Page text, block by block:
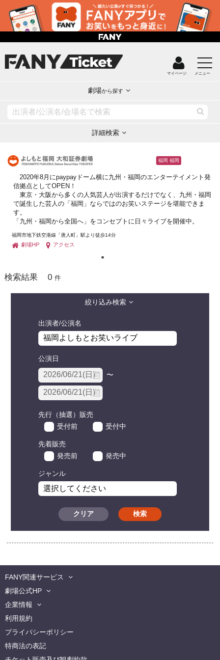
マイページ メニュー
劇場から探す
詳細検索
福岡 福岡
2020年8月にpaypayドーム横に九州・福岡のエンターテイメント発
信拠点としてOPEN！
東京・大阪から多くの人気芸人が出演するだけでなく、九州・福岡
で誕生した芸人の「福岡」ならではのお笑いステージを堪能できま
す。
「九州・福岡から全国へ」をコンセプトに日々ライブを開催中。
福岡市地下鉄空港線「唐人町」駅より徒歩14分
劇場HP アクセス
検索結果 0 件
絞り込み検索
出演者/公演名
公演日
〜
先行（抽選）販売
受付前
受付中
先着販売
発売前
発売中
ジャンル
クリア 検索
FANY関連サービス
劇場公式HP
企業情報
利用規約
プライバシーポリシー
特商法の表記